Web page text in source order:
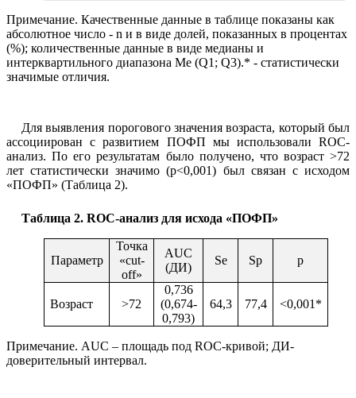
Примечание. Качественные данные в таблице показаны как
абсолютное число - n и в виде долей, показанных в процентах
(%); количественные данные в виде медианы и
интерквартильного диапазона Ме (Q1; Q3).* - статистически
значимые отличия.
Для выявления порогового значения возраста, который был
ассоциирован с развитием ПОФП мы использовали ROC-
анализ. По его результатам было получено, что возраст >72
лет статистически значимо (p<0,001) был связан с исходом
«ПОФП» (Таблица 2).
Таблица 2. ROC-анализ для исхода «ПОФП»
Параметр
Точка
«сut-
off»
AUC
(ДИ)
Se Sp p
Возраст >72
0,736
(0,674-
0,793)
64,3 77,4 <0,001 *
Примечание. AUC – площадь под ROC-кривой; ДИ-
доверительный интервал.